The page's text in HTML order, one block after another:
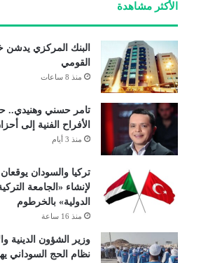
الأكثر مشاهدة
البنك المركزي يدشن
القومي
منذ 8 ساعات
تامر حسني وهنيدي..
الأفراح الفنية إلى
منذ 3 أيام
تركيا والسودان يوقعان
لإنشاء «الجامعة
الدولية» بالخرطوم
منذ 16 ساعة
وزير الشؤون الدينية
نظام الحج السوداني